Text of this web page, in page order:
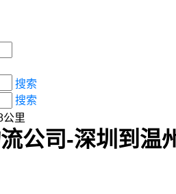
搜索
搜索
公里
公司-深圳到温